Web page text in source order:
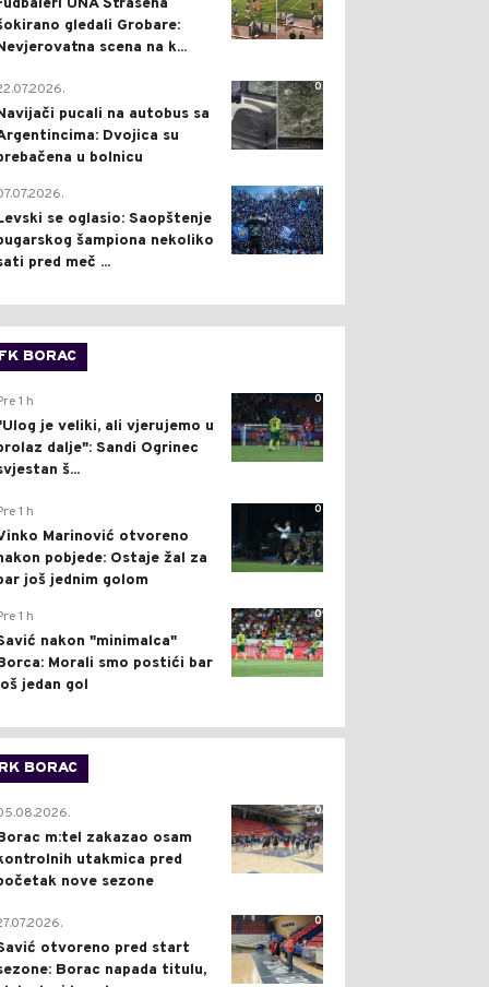
UNA Štrasena
gledali Grobare:
scena na k...
0
pucali na autobus sa
Dvojica su
u bolnicu
1
se oglasio: Saopštenje
šampiona nekoliko
pred meč ...
FK BORAC
0
1 h
je veliki, ali vjerujemo u
dalje": Sandi Ogrinec
š...
0
1 h
Marinović otvoreno
pobjede: Ostaje žal za
još jednim golom
0
1 h
nakon "minimalca"
Morali smo postići bar
jedan gol
RK BORAC
0
m:tel zakazao osam
utakmica pred
nove sezone
0
otvoreno pred start
Borac napada titulu,